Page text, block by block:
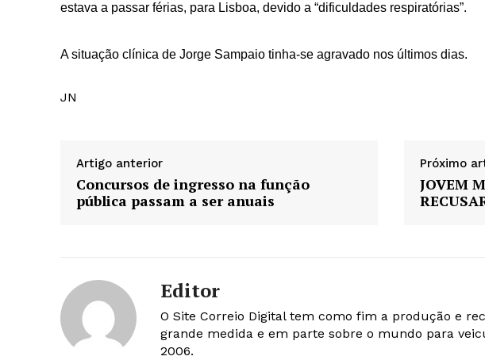
estava a passar férias, para Lisboa, devido a “dificuldades respiratórias”.
A situação clínica de Jorge Sampaio tinha-se agravado nos últimos dias.
JN
Artigo anterior
Concursos de ingresso na função
pública passam a ser anuais
Próximo
JOVEM
Editor
O Site Correio Digital tem como fim a produção e
grande medida e em parte sobre o mundo para
2006.